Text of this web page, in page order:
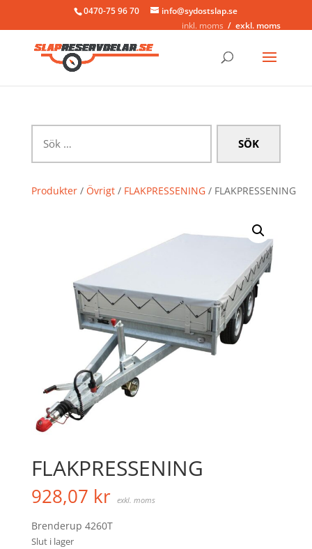
0470-75 96 70
info@sydostslap.se
inkl. moms
exkl. moms
efter:
Produkter/ Övrigt/ FLAKPRESSENING/ FLAKPRESSENING
FLAKPRESSENING
928,07 kr exkl. moms
Brenderup 4260T
Slut i lager